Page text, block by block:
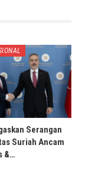
Serangan
Suriah Ancam
&…